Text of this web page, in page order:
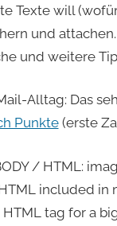
Texte will
und
und weitere
Alltag: Das
Punkte(erste
/ HTML:
included in
HTML tag for a